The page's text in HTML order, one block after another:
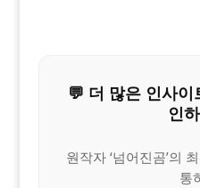
💬 더 많은 인사
인
원작자 ‘넘어진곰’의
통